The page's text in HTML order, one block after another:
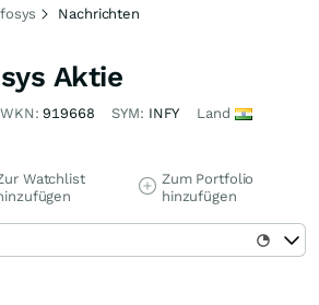
Nachrichten
Aktie
WKN:919668 SYM: INFY Land
Watchlist
Zum Portfolio
hinzufügen